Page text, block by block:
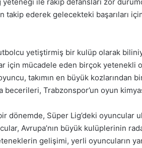
takip ederek gelecekteki başarıları
yetiştirmiş bir kulüp olarak
için mücadele eden birçok yetenekli
takımın en büyük kozlarından
Trabzonspor’un oyun
dönemde, Süper Lig’deki oyuncular
Avrupa’nın büyük kulüplerinin
gelişimi, yerli oyuncuların